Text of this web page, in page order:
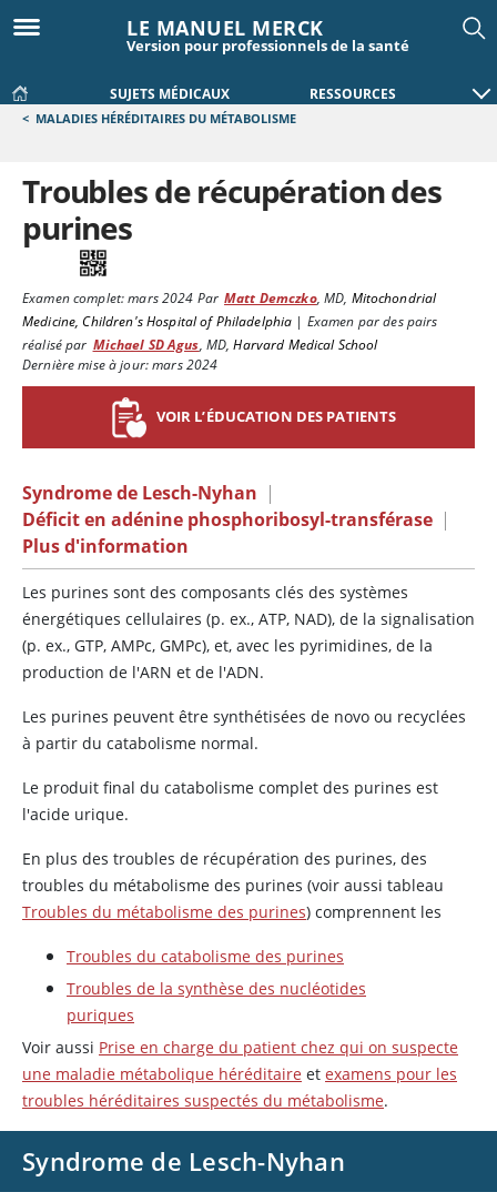
LE MANUEL MERCK
Version pour professionnels de la santé
SUJETS MÉDICAUX RESSOURCES
< MALADIES HÉRÉDITAIRES DU MÉTABOLISME
Troubles de récupération des
purines
Examen complet:mars 2024 Par Matt Demczko, MD, Mitochondrial
Medicine, Children's Hospital of Philadelphia | Examen par des pairs
réalisé par Michael SD Agus, MD,Harvard Medical School
Dernière mise à jour: mars 2024
VOIR L’ÉDUCATION DES PATIENTS
Syndrome de Lesch-Nyhan |
Déficit en adénine phosphoribosyl-transférase |
Plus d'information
Les purines sont des composants clés des systèmes
énergétiques cellulaires (p. ex., ATP, NAD), de la signalisation
(p. ex., GTP, AMPc, GMPc), et, avec les pyrimidines, de la
production de l'ARN et de l'ADN.
Les purines peuvent être synthétisées de novo ou recyclées
à partir du catabolisme normal.
Le produit final du catabolisme complet des purines est
l'acide urique.
En plus des troubles de récupération des purines, des
troubles du métabolisme des purines (voir aussi tableau
Troubles du métabolisme des purines) comprennent les
Troubles du catabolisme des purines
Troubles de la synthèse des nucléotides
puriques
Voir aussi Prise en charge du patient chez qui on suspecte
une maladie métabolique héréditaire et examens pour les
troubles héréditaires suspectés du métabolisme.
Syndrome de Lesch-Nyhan